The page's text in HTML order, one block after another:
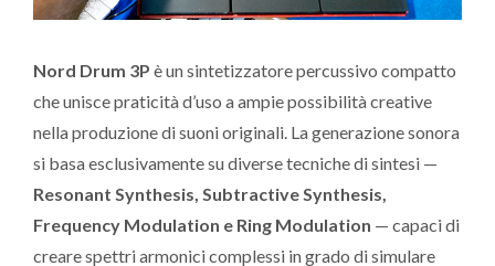
Nord Drum 3P è un sintetizzatore percussivo compatto
che unisce praticità d’uso a ampie possibilità creative
nella produzione di suoni originali. La generazione sonora
si basa esclusivamente su diverse tecniche di sintesi —
Resonant Synthesis, Subtractive Synthesis,
Frequency Modulation e Ring Modulation — capaci di
creare spettri armonici complessi in grado di simulare